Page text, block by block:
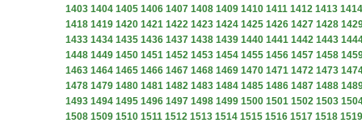
1403 1404 1405 1406 1407 1408 1409 1410 1411 1412 1413 1414
1418 1419 1420 1421 1422 1423 1424 1425 1426 1427 1428
1433 1434 1435 1436 1437 1438 1439 1440 1441 1442 1443
1448 1449 1450 1451 1452 1453 1454 1455 1456 1457 1458
1463 1464 1465 1466 1467 1468 1469 1470 1471 1472 1473
1478 1479 1480 1481 1482 1483 1484 1485 1486 1487 1488
1493 1494 1495 1496 1497 1498 1499 1500 1501 1502 1503
1508 1509 1510 1511 1512 1513 1514 1515 1516 1517 1518 1519